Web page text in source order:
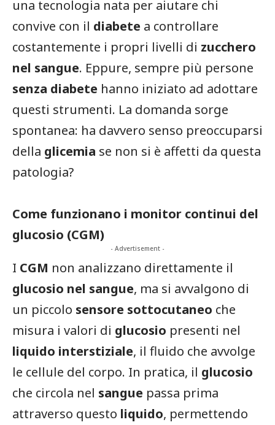
una tecnologia nata per aiutare chi
convive con il diabete a controllare
costantemente i propri livelli di zucchero
nel sangue. Eppure, sempre più persone
senza diabete hanno iniziato ad adottare
questi strumenti. La domanda sorge
spontanea: ha davvero senso preoccuparsi
della glicemia se non si è affetti da questa
patologia?
Come funzionano i monitor continui del
glucosio (CGM)
- Advertisement -
I CGM non analizzano direttamente il
glucosio nel sangue, ma si avvalgono di
un piccolo sensore sottocutaneo che
misura i valori di glucosio presenti nel
liquido interstiziale, il fluido che avvolge
le cellule del corpo. In pratica, il glucosio
che circola nel sangue passa prima
attraverso questo liquido, permettendo